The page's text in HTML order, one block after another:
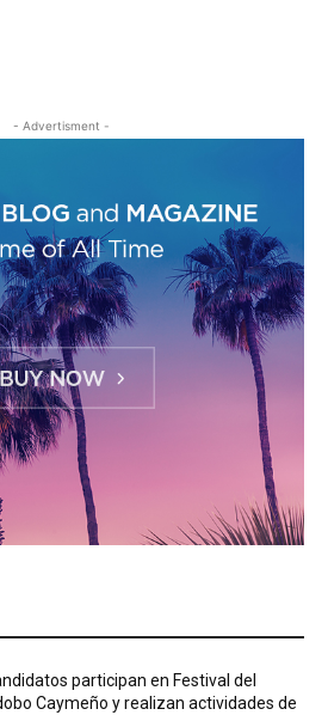
- Advertisment -
participan en Festival del
Caymeño y realizan actividades de